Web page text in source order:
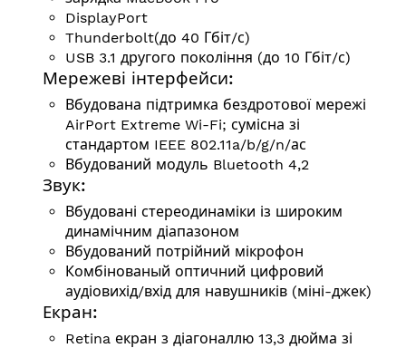
DisplayPort
Thunderbolt(до 40 Гбіт/с)
USB 3.1 другого покоління (до 10 Гбіт/с)
Мережеві інтерфейси:
Вбудована підтримка бездротової мережі
AirPort Extreme Wi-Fi; сумісна зі
стандартом IEEE 802.11a/b/g/n/ас
Вбудований модуль Bluetooth 4,2
Звук:
Вбудовані стереодинаміки із широким
динамічним діапазоном
Вбудований потрійний мікрофон
Комбінованый оптичний цифровий
аудіовихід/вхід для навушників (міні-джек)
Екран:
Retina екран з діагоналлю 13,3 дюйма зі